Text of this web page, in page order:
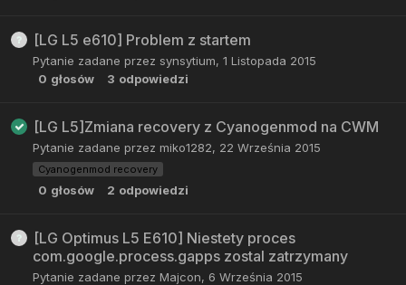
[LG L5 e610] Problem z startem
Pytanie zadane przez synsytium, 1 Listopada 2015
0 głosów 3 odpowiedzi
[LG L5]Zmiana recovery z Cyanogenmod na CWM
Pytanie zadane przez miko1282, 22 Września 2015
Cyanogenmod recovery
0 głosów 2 odpowiedzi
[LG Optimus L5 E610] Niestety proces
com.google.process.gapps zostal zatrzymany
Pytanie zadane przez Majcon, 6 Września 2015